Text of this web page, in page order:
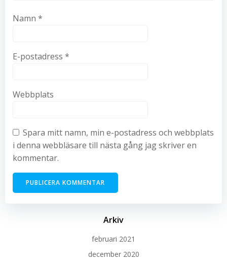
Namn *
E-postadress *
Webbplats
Spara mitt namn, min e-postadress och webbplats
i denna webbläsare till nästa gång jag skriver en
kommentar.
Arkiv
februari 2021
december 2020